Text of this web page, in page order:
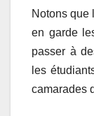
Notons que
en garde
passer à
les
camarades